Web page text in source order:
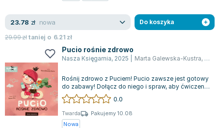
Terry Pratchett
Virginia Woolf
Lorraine Warren
Ajahn Brahm
Lucinda Riley
Jacek Walkiewicz
23.78 zł nowa
29.99złtaniej o 6.21 zł
Do koszyka
Pucio rośnie zdrowo
Nasza Księgarnia, 2025 Marta Galewska-Kustra,
Rośnij zdrowo z Puciem! Pucio zawsze jest gotowy
do zabawy! Dołącz do niego i spraw, aby ćwiczenia
były bardziej angażujące: pomac...
0.0
Twarda
Pakujemy 10.08
Nowa